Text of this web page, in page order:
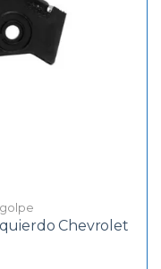
Chevrolet